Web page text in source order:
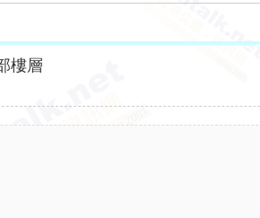
樓層